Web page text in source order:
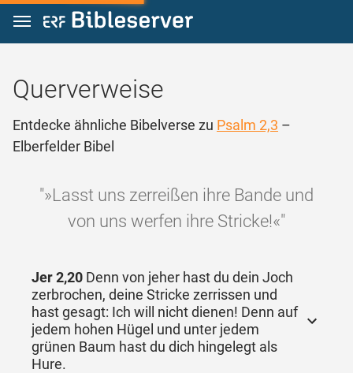
Zum Inhalt springen
Querverweise
Entdecke ähnliche Bibelverse zu Psalm 2,3 –
Elberfelder Bibel
"»Lasst uns zerreißen ihre Bande und
von uns werfen ihre Stricke!«"
Jer 2,20 Denn von jeher hast du dein Joch
zerbrochen, deine Stricke zerrissen und
hast gesagt: Ich will nicht dienen! Denn auf
jedem hohen Hügel und unter jedem
grünen Baum hast du dich hingelegt als
Hure.